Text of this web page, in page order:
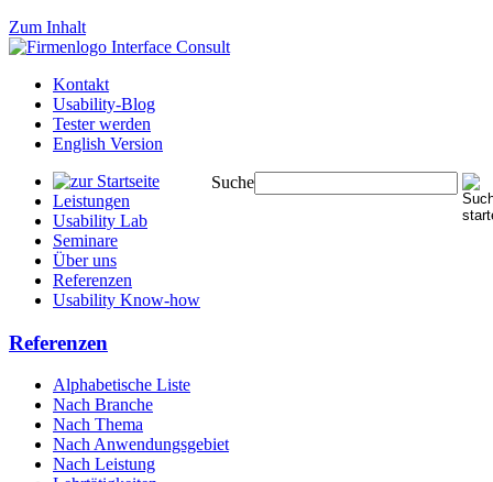
Zum Inhalt
Kontakt
Usability-Blog
Tester werden
English Version
Suche
Leistungen
Usability Lab
Seminare
Über uns
Referenzen
Usability Know-how
Referenzen
Alphabetische Liste
Nach Branche
Nach Thema
Nach Anwendungsgebiet
Nach Leistung